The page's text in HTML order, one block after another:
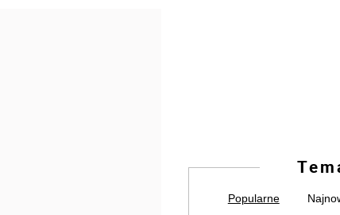
Popularne